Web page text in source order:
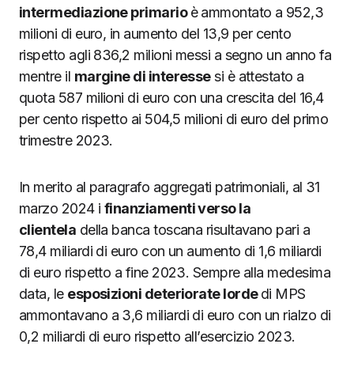
intermediazione primarioè ammontato a 952,3
milioni di euro, in aumento del 13,9 per cento
rispetto agli 836,2 milioni messi a segno un anno fa
mentre il margine di interessesi è attestato a
quota 587 milioni di euro con una crescita del 16,4
per cento rispetto ai 504,5 milioni di euro del primo
trimestre 2023.
In merito al paragrafo aggregati patrimoniali, al 31
marzo 2024 i finanziamenti verso la
clientela della banca toscana risultavano pari a
78,4 miliardi di euro con un aumento di 1,6 miliardi
di euro rispetto a fine 2023. Sempre alla medesima
data, le esposizioni deteriorate lordedi MPS
ammontavano a 3,6 miliardi di euro con un rialzo di
0,2 miliardi di euro rispetto all’esercizio 2023.